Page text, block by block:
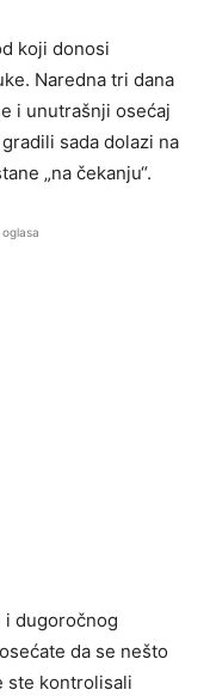
koji donosi
Naredna tri dana
i unutrašnji osećaj
sada dolazi na
„na čekanju“.
dugoročnog
da se nešto
ste kontrolisali